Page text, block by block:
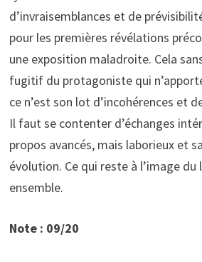
d’invraisemblances et de
pour les premières révélations
une exposition maladroite. Cela
fugitif du protagoniste qui
ce n’est son lot d’incohérences et
Il faut se contenter d’échanges
propos avancés, mais laborieux et
évolution. Ce qui reste à l’image du
ensemble.
Note : 09/20